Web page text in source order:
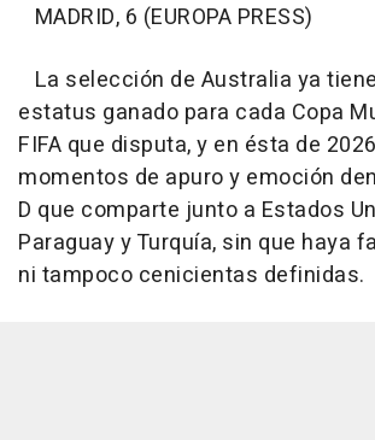
MADRID, 6 (EUROPA PRESS)
La selección de Australia ya
estatus ganado para cada Copa
FIFA que disputa, y en ésta de
momentos de apuro y emoción
D que comparte junto a Estados
Paraguay y Turquía, sin que haya
ni tampoco cenicientas definidas.